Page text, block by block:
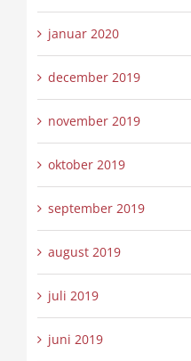
januar 2020
december 2019
november 2019
oktober 2019
september 2019
august 2019
juli 2019
juni 2019